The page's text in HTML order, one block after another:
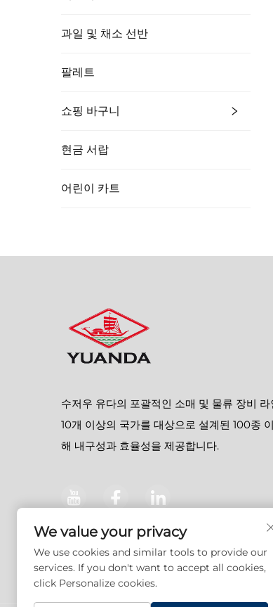
과일 및 채소 선반
팔레트
쇼핑 바구니
현금 서랍
어린이 카트
수저우 유다의 포괄적인 소매 및 물류 장비
10개 이상의 국가를 대상으로 설계된 100종
해 내구성과 효율성을 제공합니다.
We value your privacy
We use cookies and similar tools to provide our
services. If you don't want to accept all cookies,
click Personalize cookies.